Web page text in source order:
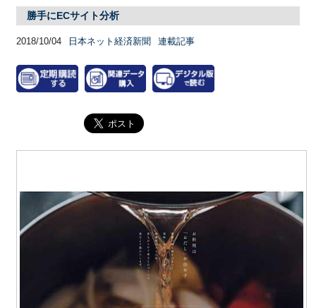
勝手にECサイト分析
2018/10/04 日本ネット経済新聞 連載記事